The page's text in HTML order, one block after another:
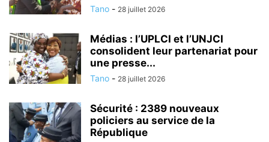
Tano - 28 juillet 2026
Médias : l’UPLCI et l’UNJCI
consolident leur partenariat pour
une presse...
Tano - 28 juillet 2026
Sécurité : 2389 nouveaux
policiers au service de la
République